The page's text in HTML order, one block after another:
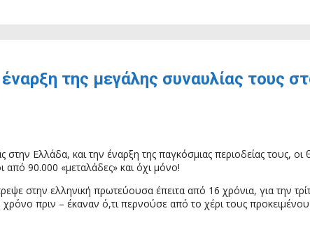
της μεγάλης συναυλίας τους
Ελλάδα, και την έναρξη της παγκόσμιας περιοδείας τους,
90.000 «μεταλάδες» και όχι μόνο!
στην ελληνική πρωτεύουσα έπειτα από 16 χρόνια, για την
πριν – έκαναν ό,τι περνούσε από το χέρι τους